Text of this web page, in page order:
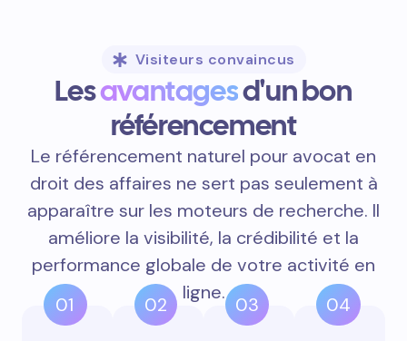
Visiteurs convaincus
Lesavantagesd'un bon
référencement
Le référencement naturel pour avocat en
droit des affaires ne sert pas seulement à
apparaître sur les moteurs de recherche. Il
améliore la visibilité, la crédibilité et la
performance globale de votre activité en
ligne.
01 02 03 04